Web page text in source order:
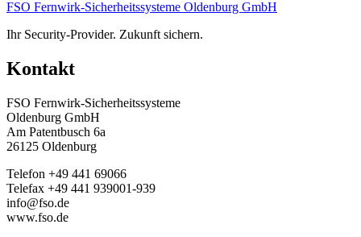
FSO Fernwirk-Sicherheitssysteme Oldenburg GmbH
Ihr Security-Provider. Zukunft sichern.
Kontakt
FSO Fernwirk-Sicherheitssysteme
Oldenburg GmbH
Am Patentbusch 6a
26125 Oldenburg
Telefon +49 441 69066
Telefax +49 441 939001-939
info@fso.de
www.fso.de